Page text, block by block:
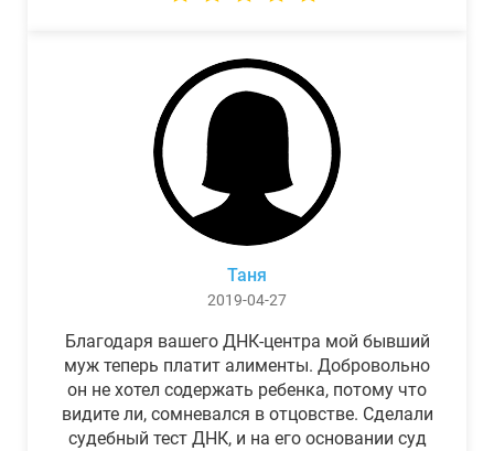
Таня
2019-04-27
Благодаря вашего ДНК-центра мой бывший
муж теперь платит алименты. Добровольно
он не хотел содержать ребенка, потому что
видите ли, сомневался в отцовстве. Сделали
судебный тест ДНК, и на его основании суд